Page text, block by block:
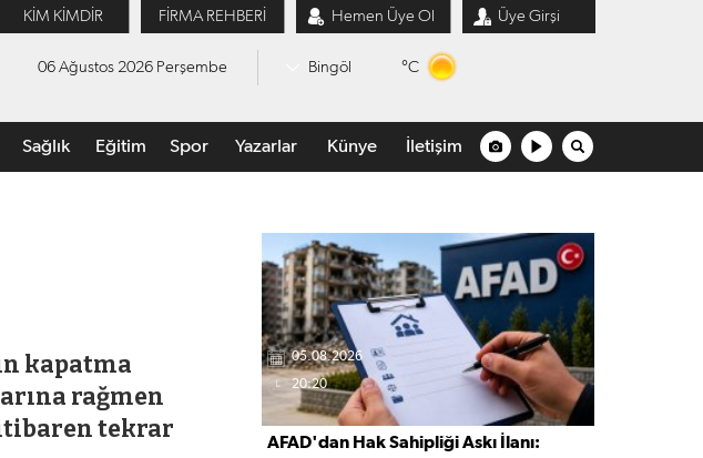
KİM KİMDİR FİRMA REHBERİ Hemen Üye Ol Üye Girşi
06 Ağustos 2026 Perşembe Bingöl °C
Sağlık Eğitim Spor Yazarlar Künye İletişim
kapatma
rağmen
tekrar
05.08.2026
20:20
AFAD'dan Hak Sahipliği Askı İlanı: